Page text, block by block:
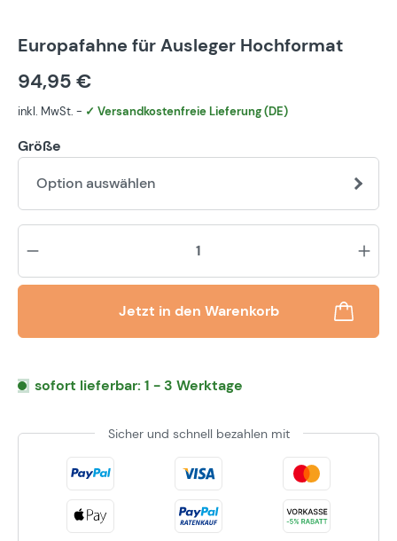
Europafahne für Ausleger Hochformat
94,95 €
inkl. MwSt. - ✓ Versandkostenfreie Lieferung (DE)
Größe
Option auswählen
Jetzt in den Warenkorb
sofort lieferbar: 1 - 3 Werktage
Sicher und schnell bezahlen mit